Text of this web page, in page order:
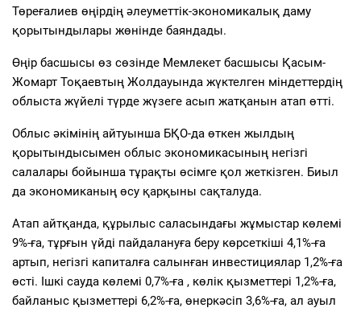
Төреғалиев өңірдің әлеуметтік-экономикалық даму
қорытындылары жөнінде баяндады.
Өңір басшысы өз сөзінде Мемлекет басшысы Қасым-
Жомарт Тоқаевтың Жолдауында жүктелген міндеттердің
облыста жүйелі түрде жүзеге асып жатқанын атап өтті.
Облыс әкімінің айтуынша БҚО-да өткен жылдың
қорытындысымен облыс экономикасының негізгі
салалары бойынша тұрақты өсімге қол жеткізген. Биыл
да экономиканың өсу қарқыны сақталуда.
Атап айтқанда, құрылыс саласындағы жұмыстар көлемі
9%-ға, тұрғын үйді пайдалануға беру көрсеткіші 4,1%-ға
артып, негізгі капиталға салынған инвестициялар 1,2%-ға
өсті. Ішкі сауда көлемі 0,7%-ға , көлік қызметтері 1,2%-ға,
байланыс қызметтері 6,2%-ға, өнеркәсіп 3,6%-ға, ал ауыл